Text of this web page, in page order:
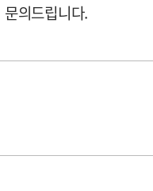
문의드립니다.